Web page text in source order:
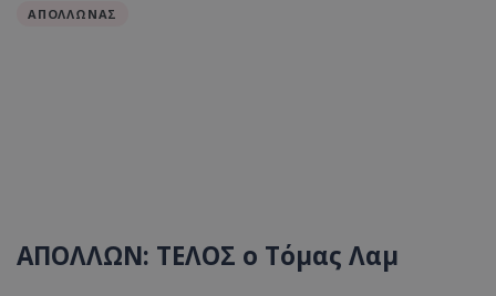
ΑΠΟΛΛΩΝΑΣ
ΑΠΟΛΛΩΝ: ΤΕΛΟΣ ο Τόμας Λαμ